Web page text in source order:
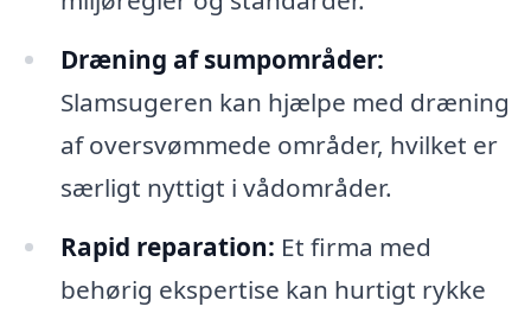
Dræning af sumpområder:
Slamsugeren kan hjælpe med dræning
af oversvømmede områder, hvilket er
særligt nyttigt i vådområder.
Rapid reparation: Et firma med
behørig ekspertise kan hurtigt rykke